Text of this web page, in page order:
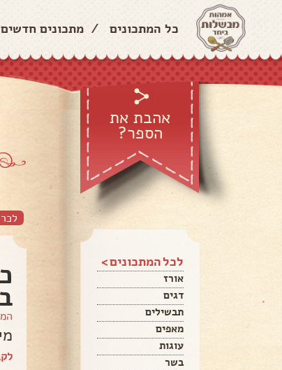
כל המתכונים / מתכונים חדשים
אהבת את
הספר?
לכל המתכונים >
אורז
דגים
תבשילים
מאפים
עוגות
בשר